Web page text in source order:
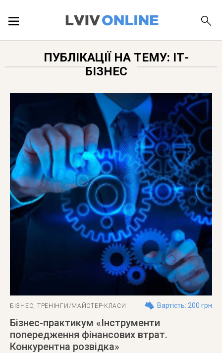
ПУБЛІКАЦІЇ
ДОВІДКА
ПУБЛІКАЦІЇ НА ТЕМУ: ІТ-
БІЗНЕС
БІЗНЕС, ТРЕНІНГИ/МАЙСТЕР-КЛАСИ Вартість: 200 грн
Бізнес-практикум «Інструменти
попередження фінансових втрат.
Конкурентна розвідка»